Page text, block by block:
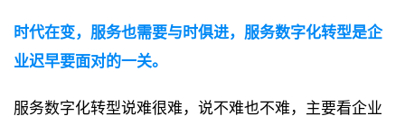
时代在变，服务也需要与时俱进，服务数字化转型是企
业迟早要面对的一关。
服务数字化转型说难很难，说不难也不难，主要看企业